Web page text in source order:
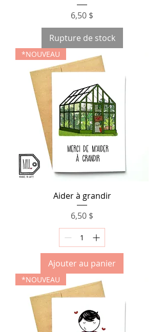
Prix
6,50 $
Rupture de stock
*NOUVEAU
Aider à grandir
Prix
6,50 $
Ajouter au panier
*NOUVEAU